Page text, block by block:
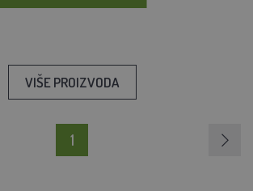
VIŠE PROIZVODA
1